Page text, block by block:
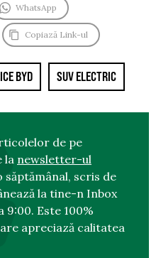
WhatsApp
Copiază Link-ul
BYD SUV ELECTRIC
de pe
la newsletter-ul
scris de
la tine-n Inbox
Este 100%
apreciază calitatea